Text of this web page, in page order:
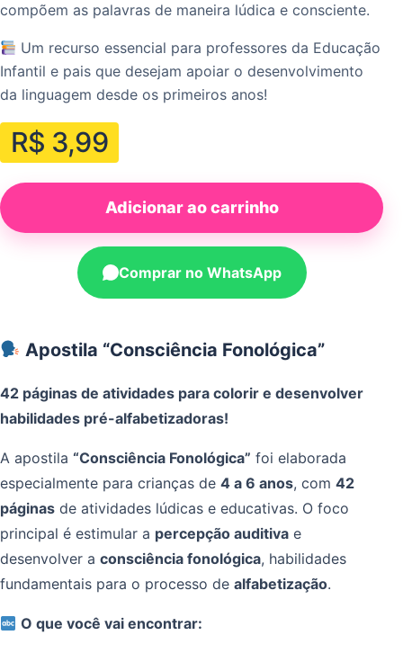
compõem as palavras de maneira lúdica e consciente.
Um recurso essencial para professores da Educação
Infantil e pais que desejam apoiar o desenvolvimento
da linguagem desde os primeiros anos!
R$ 3,99
Adicionar ao carrinho
Comprar no WhatsApp
Apostila “Consciência Fonológica”
42 páginas de atividades para colorir e desenvolver
habilidades pré-alfabetizadoras!
A apostila “Consciência Fonológica” foi elaborada
especialmente para crianças de 4 a 6 anos, com 42
páginas de atividades lúdicas e educativas. O foco
principal é estimular a percepção auditiva e
desenvolver a consciência fonológica, habilidades
fundamentais para o processo de alfabetização.
O que você vai encontrar: